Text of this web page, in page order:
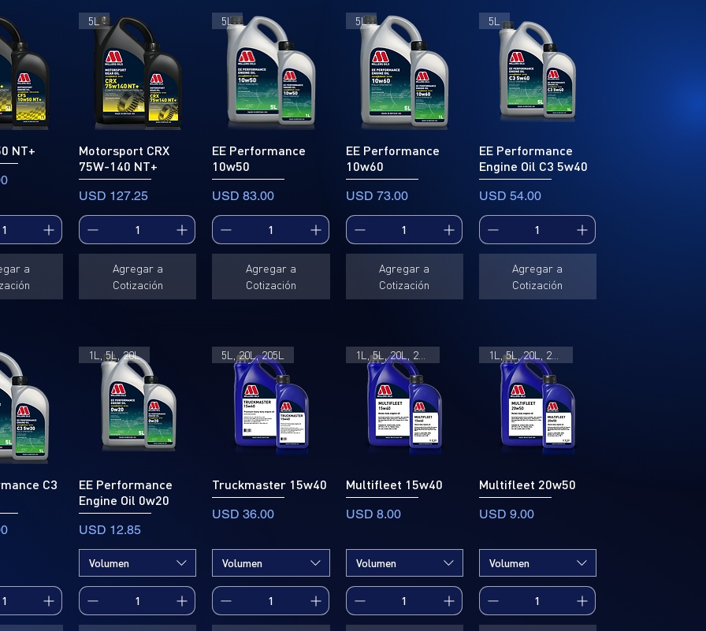
01
VW 503 00 / 503 01, VW 502 00 / 505
01
VW 502 00 / 505 00
Fabricantes Asiáticos
NT+
a
5L
Motorsport CRX
75W-140 NT+
Precio
USD 127.25
Agregar a
Cotización
5L
EE Performance
10w50
Precio
USD 83.00
Agregar a
Cotización
5L
EE Performance
10w60
Precio
USD 73.00
Agregar a
Cotización
5L
EE Performance
Engine Oil C3 5w40
Precio
USD 54.00
Agregar a
Cotización
C3
1L, 5L, 20L
EE Performance
Engine Oil 0w20
Precio
USD 12.85
Volumen
5L, 20L, 205L
Truckmaster 15w40
Precio
USD 36.00
Volumen
1L, 5L, 20L, 205L
Multifleet 15w40
Precio
USD 8.00
Volumen
1L, 5L, 20L, 205L
Multifleet 20w50
Precio
USD 9.00
Volumen